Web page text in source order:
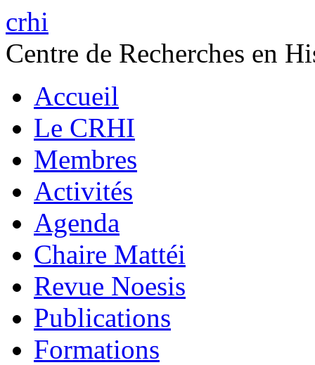
crhi
Centre de Recherches en
Accueil
Le CRHI
Membres
Activités
Agenda
Chaire Mattéi
Revue Noesis
Publications
Formations